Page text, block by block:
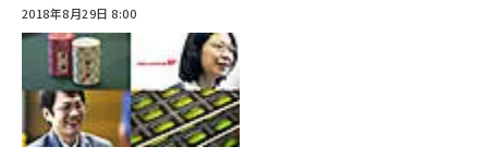
2018年8月29日 8:00